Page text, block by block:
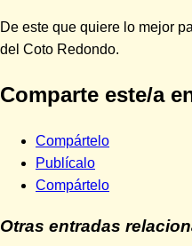
De este que quiere lo mejor
del Coto Redondo.
Comparte este/a
Compártelo
Publícalo
Compártelo
Otras entradas